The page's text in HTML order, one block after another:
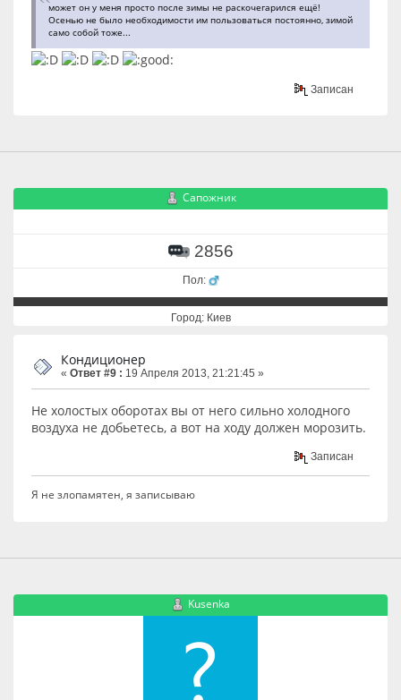
может он у меня просто после зимы не раскочегарился ещё!
Осенью не было необходимости им пользоваться постоянно, зимой
само собой тоже...
Записан
Сапожник
2856
Пол:
Город: Киев
Кондиционер
« Ответ #9 : 19 Апреля 2013, 21:21:45 »
Не холостых оборотах вы от него сильно холодного
воздуха не добьетесь, а вот на ходу должен морозить.
Записан
Я не злопамятен, я записываю
Kusenka